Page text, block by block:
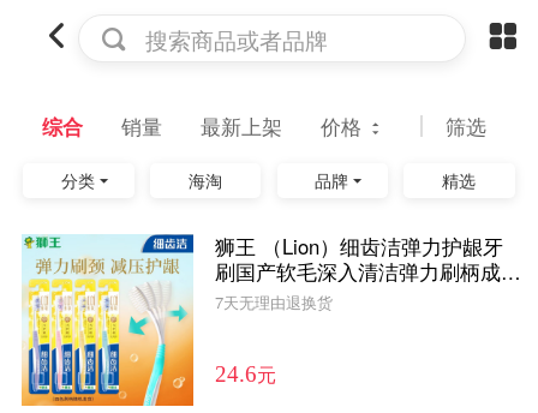
搜索商品或者品牌
综合 销量 最新上架 价格 筛选
分类 海淘 品牌 精选
狮王 （Lion）细齿洁弹力护龈牙
刷国产软毛深入清洁弹力刷柄成人
4支装（颜色随机）
7天无理由退换货
24.6元